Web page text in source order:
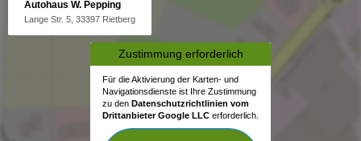
Autohaus W. Pepping
Lange Str. 5, 33397 Rietberg
Zustimmung erforderlich
Für die Aktivierung der Karten- und
Navigationsdienste ist Ihre Zustimmung
zu den Datenschutzrichtlinien vom
Drittanbieter Google LLC erforderlich.